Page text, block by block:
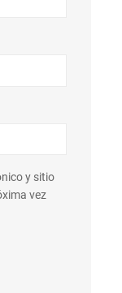
y sitio
vez